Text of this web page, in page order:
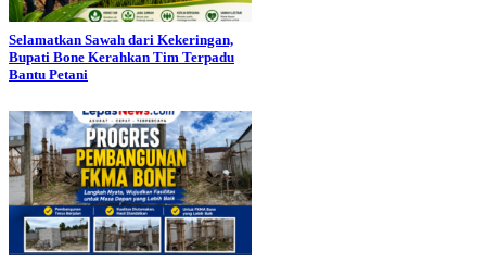
Selamatkan Sawah dari Kekeringan,
Bupati Bone Kerahkan Tim Terpadu
Bantu Petani